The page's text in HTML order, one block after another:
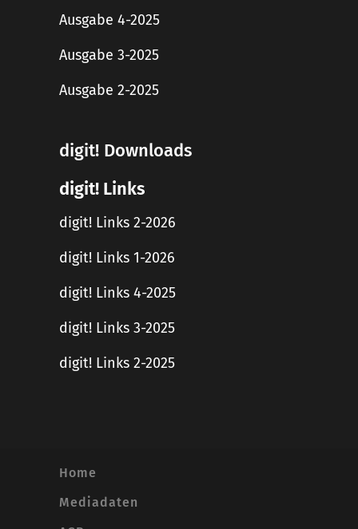
Ausgabe 4-2025
Ausgabe 3-2025
Ausgabe 2-2025
digit! Downloads
digit! Links
digit! Links 2-2026
digit! Links 1-2026
digit! Links 4-2025
digit! Links 3-2025
digit! Links 2-2025
Home
Mediadaten